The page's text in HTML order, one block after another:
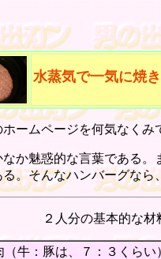
水蒸気で一気に焼
ームページを何気なく
か魅惑的な言葉である
。そんなハンバーグな
２人分の基本的な
（牛：豚は、７：３くら